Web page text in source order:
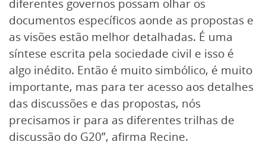
diferentes governos possam olhar os
documentos específicos aonde as propostas e
as visões estão melhor detalhadas. É uma
síntese escrita pela sociedade civil e isso é
algo inédito. Então é muito simbólico, é muito
importante, mas para ter acesso aos detalhes
das discussões e das propostas, nós
precisamos ir para as diferentes trilhas de
discussão do G20”, afirma Recine.